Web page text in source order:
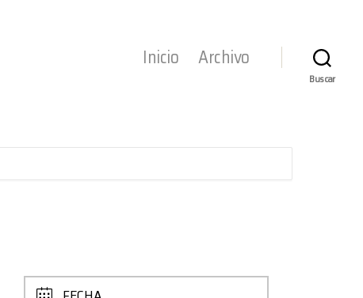
Inicio Archivo
Buscar